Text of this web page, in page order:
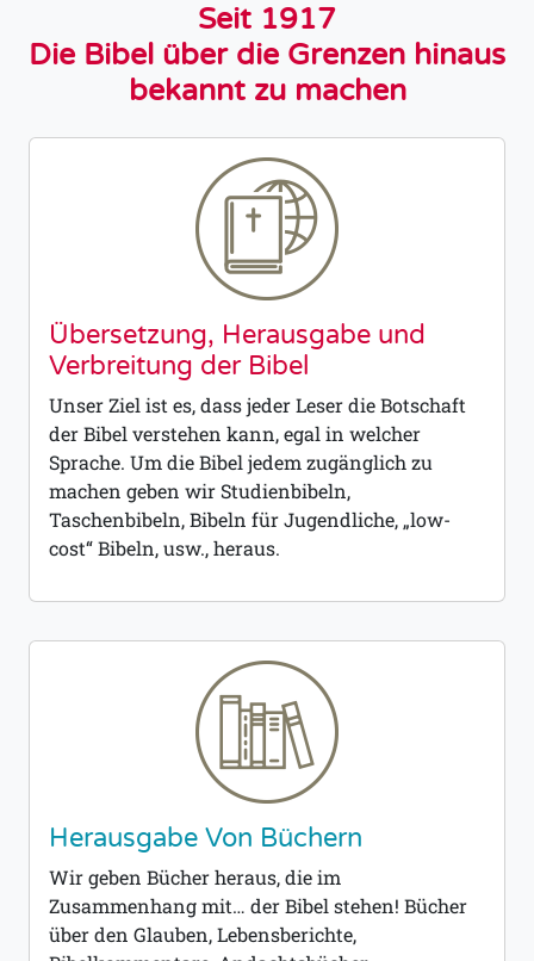
Seit 1917
Die Bibel über die Grenzen hinaus
bekannt zu machen
Übersetzung, Herausgabe und
Verbreitung der Bibel
Unser Ziel ist es, dass jeder Leser die Botschaft
der Bibel verstehen kann, egal in welcher
Sprache. Um die Bibel jedem zugänglich zu
machen geben wir Studienbibeln,
Taschenbibeln, Bibeln für Jugendliche, „low-
cost“ Bibeln, usw., heraus.
Herausgabe Von Büchern
Wir geben Bücher heraus, die im
Zusammenhang mit… der Bibel stehen! Bücher
über den Glauben, Lebensberichte,